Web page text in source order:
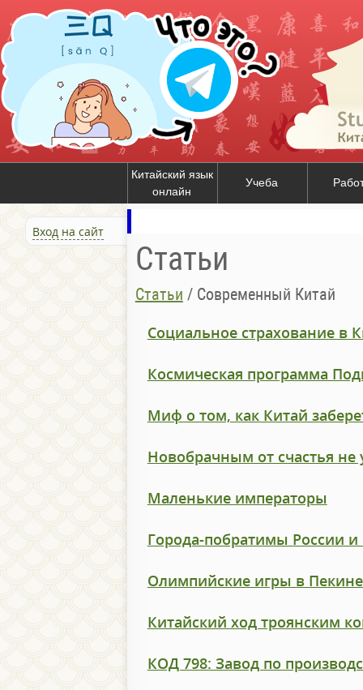
Китайский язык
онлайн
Учеба
Вход на сайт
Статьи
Статьи / Современный Китай
Социальное страхование в
Космическая программа
Миф о том, как Китай
Новобрачным от счастья не
Маленькие императоры
Города-побратимы России и
Олимпийские игры в Пекине
Китайский ход троянским
КОД 798: Завод по